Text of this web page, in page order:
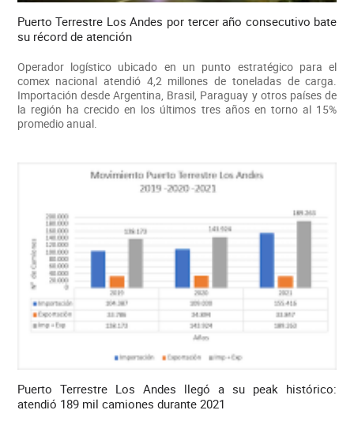
Puerto Terrestre Los Andes por tercer año consecutivo bate
su récord de atención
Operador logístico ubicado en un punto estratégico para el
comex nacional atendió 4,2 millones de toneladas de carga.
Importación desde Argentina, Brasil, Paraguay y otros países de
la región ha crecido en los últimos tres años en torno al 15%
promedio anual.
Puerto Terrestre Los Andes llegó a su peak histórico:
atendió 189 mil camiones durante 2021